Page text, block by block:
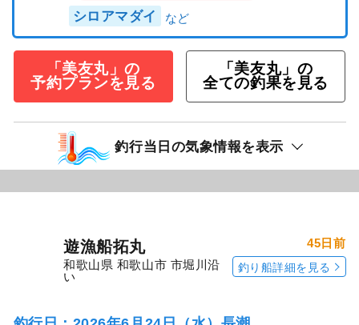
シロアマダイ
「美友丸」の
予約プランを見る
「美友丸」の
全ての釣果を見る
釣行当日の気象情報を表示
遊漁船拓丸
和歌山県 和歌山市 市堀川沿
い
45日前
釣り船詳細を見る